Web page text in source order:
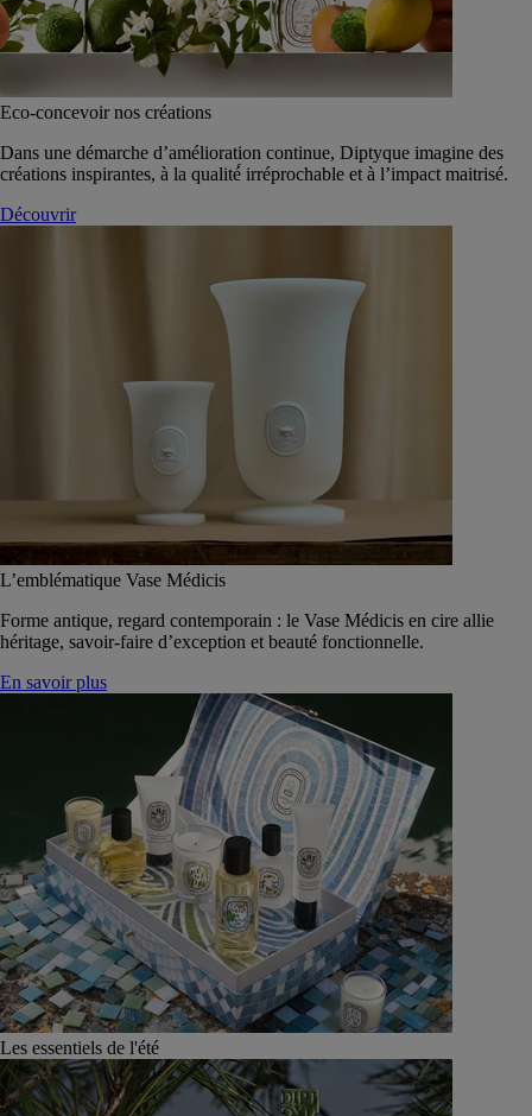
Eco-concevoir nos créations
Dans une démarche d’amélioration continue, Diptyque imagine des
créations inspirantes, à la qualité́ irréprochable et à l’impact maitrisé.
Découvrir
L’emblématique Vase Médicis
Forme antique, regard contemporain : le Vase Médicis en cire allie
héritage, savoir-faire d’exception et beauté fonctionnelle.
En savoir plus
Les essentiels de l'été